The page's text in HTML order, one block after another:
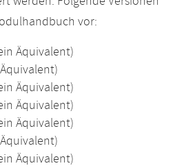
vor:
Äquivalent)
Äquivalent)
Äquivalent)
Äquivalent)
Äquivalent)